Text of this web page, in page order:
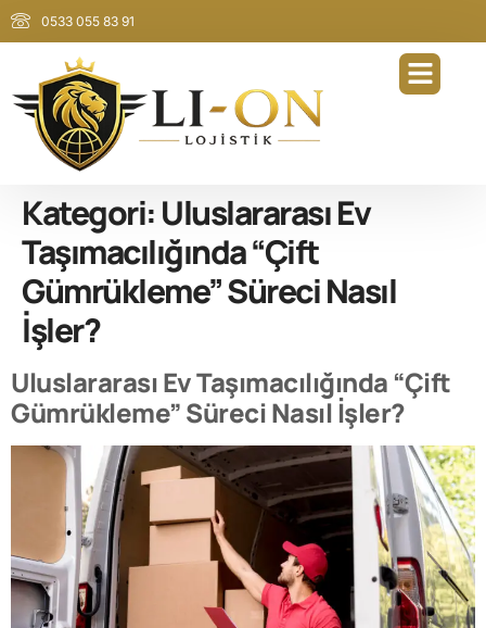
0533 055 83 91
Kategori:Uluslararası Ev
Taşımacılığında “Çift
Gümrükleme” Süreci Nasıl
İşler?
Uluslararası Ev Taşımacılığında “Çift
Gümrükleme” Süreci Nasıl İşler?